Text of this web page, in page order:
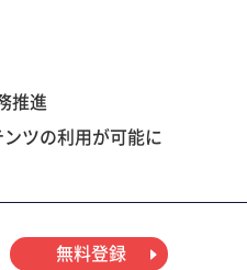
推進
ツの利用が可能に
無料登録